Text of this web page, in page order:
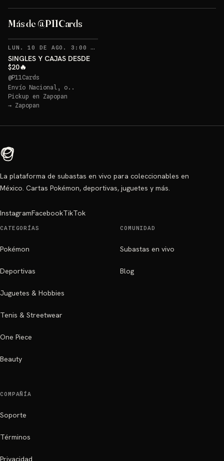
Más de @P11Cards
LUN. 10 DE AGO. 3:00 AM
SINGLES Y CAJAS DESDE
$20🔥
@P11Cards
Envío Nacional, o..
Pickup en Zapopan
→ Zapopan
La plataforma de subastas en vivo para coleccionables en
México. Cartas Pokémon, deportivas, juguetes y más.
InstagramFacebookTikTok
CATEGORÍAS
Pokémon
Deportivas
Juguetes & Hobbies
Tenis & Streetwear
One Piece
Beauty
COMUNIDAD
Subastas en vivo
Blog
COMPAÑÍA
Soporte
Términos
Privacidad